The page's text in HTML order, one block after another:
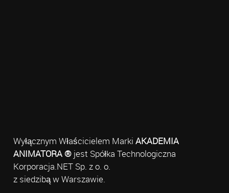
Wyłącznym Właścicielem Marki AKADEMIA
ANIMATORA ®jest Spółka Technologiczna
Korporacja.NET Sp. z o. o.
z siedzibą w Warszawie.